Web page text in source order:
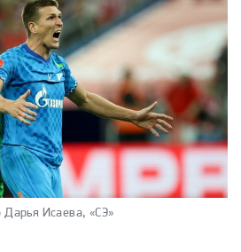
Дарья Исаева, «СЭ»